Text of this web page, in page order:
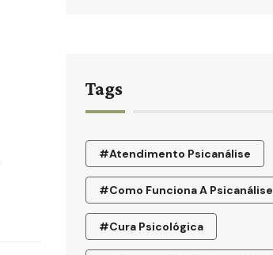
Tags
#atendimento Psicanálise
#como Funciona A Psicanálise
#cura Psicológica